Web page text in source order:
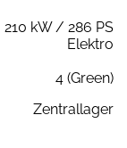
210 kW / 286 PS
Elektro
4 (Green)
Zentrallager